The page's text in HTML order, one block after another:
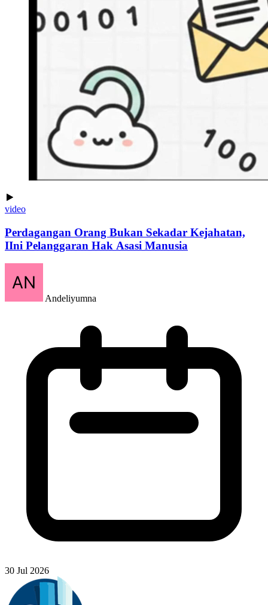
video
Perdagangan Orang Bukan Sekadar Kejahatan,
IIni Pelanggaran Hak Asasi Manusia
Andeliyumna
30 Jul 2026